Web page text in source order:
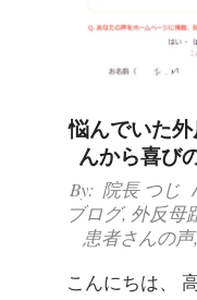
悩んでいた
んから喜び
2024-
04-
03
By: 院長 つじ
ブログ, 外反母
患者さんの声,
こんにちは